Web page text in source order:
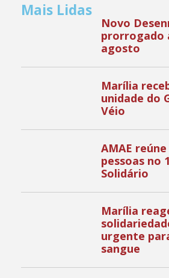
Mais Lidas
Novo
prorrogado
agosto
Marília
unidade do
Véio
AMAE
pessoas no
Solidário
Marília
urgente
sangue